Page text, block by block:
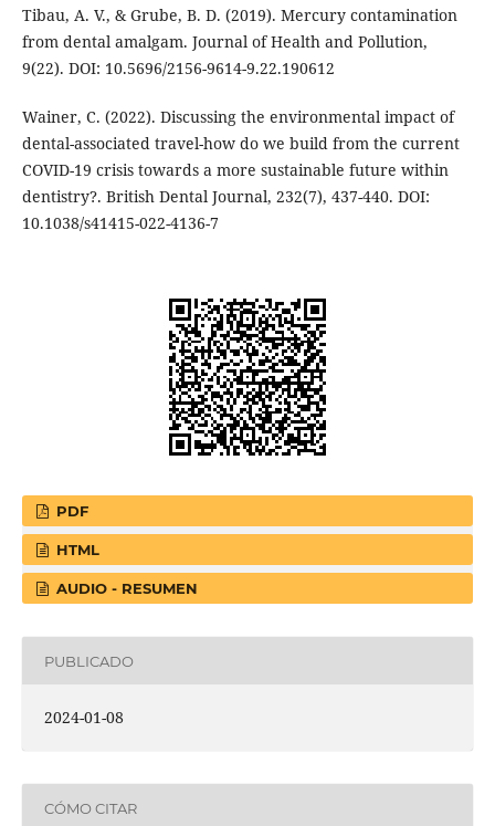
Tibau, A. V., & Grube, B. D. (2019). Mercury contamination
from dental amalgam. Journal of Health and Pollution,
9(22). DOI: 10.5696/2156-9614-9.22.190612
Wainer, C. (2022). Discussing the environmental impact of
dental-associated travel-how do we build from the current
COVID-19 crisis towards a more sustainable future within
dentistry?. British Dental Journal, 232(7), 437-440. DOI:
10.1038/s41415-022-4136-7
PDF
HTML
AUDIO - RESUMEN
PUBLICADO
2024-01-08
CÓMO CITAR